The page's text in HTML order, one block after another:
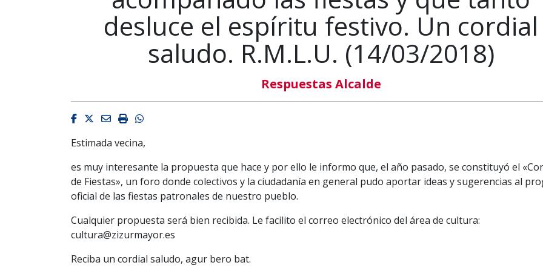
desluce el espíritu festivo. Un cordial
saludo. R.M.L.U. (14/03/2018)
Respuestas Alcalde
Facebook
Twitter
EmailImprimirWhatsapp
Estimada vecina,
es muy interesante la propuesta que hace y por ello le informo que, el año pasado, se constituyó el
de Fiestas», un foro donde colectivos y la ciudadanía en general pudo aportar ideas y sugerencias al
oficial de las fiestas patronales de nuestro pueblo.
Cualquier propuesta será bien recibida. Le facilito el correo electrónico del área de cultura:
cultura@zizurmayor.es
Reciba un cordial saludo, agur bero bat.